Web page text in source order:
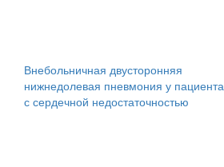
Внебольничная двусторонняя
нижнедолевая пневмония у пациента
с сердечной недостаточностью